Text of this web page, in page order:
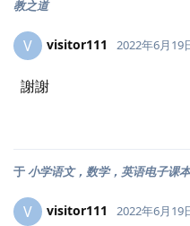
教之道
V visitor111 2022年6月19
謝謝
于小学语文，数学，英语电子课
V visitor111 2022年6月19